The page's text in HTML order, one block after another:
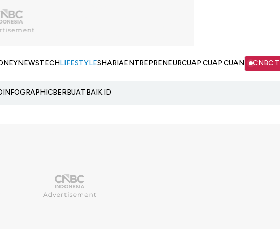
NEWSTECHLIFESTYLESHARIAENTREPRENEURCUAP CUAP CUAN CNBC
INFOGRAPHICBERBUATBAIK.ID